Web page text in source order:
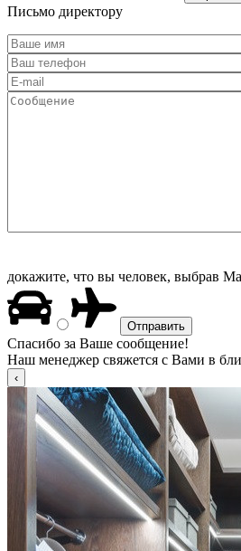
Письмо директору
докажите, что вы человек, выбрав
Спасибо за Ваше сообщение!
Наш менеджер свяжется с Вами в